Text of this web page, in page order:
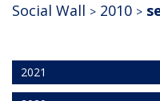
Social Wall 2010
2021